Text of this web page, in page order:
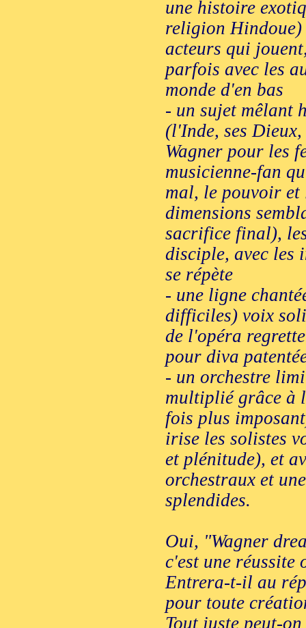
une histoire
religion Hindoue)
acteurs qui
parfois avec les
monde d'en bas
- un sujet mêlant
(l'Inde, ses Dieux,
Wagner pour les
musicienne-fan
mal, le pouvoir et
dimensions
sacrifice final),
disciple, avec les
se répète
- une ligne
difficiles) voix
de l'opéra
pour diva
- un orchestre
multiplié grâce à
fois plus
irise les solistes
et plénitude), et
orchestraux et
splendides.
Oui, "Wagner
c'est une réussite
Entrera-t-il au
pour toute
Tout juste peut-